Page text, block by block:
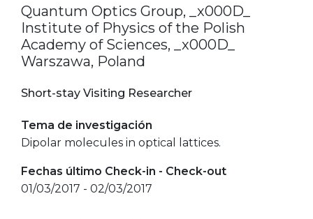
Quantum Optics Group, _x000D_
Institute of Physics of the Polish
Academy of Sciences, _x000D_
Warszawa, Poland
Short-stay Visiting Researcher
Tema de investigación
Dipolar molecules in optical lattices.
Fechas último Check-in - Check-out
01/03/2017 - 02/03/2017